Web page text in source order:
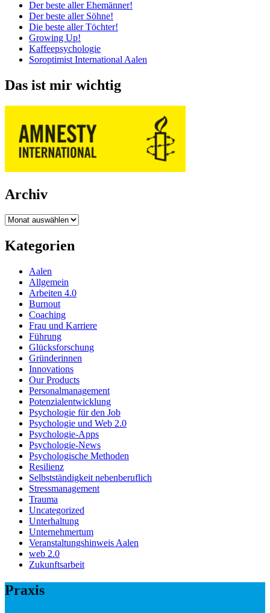
Der beste aller Ehemänner!
Der beste aller Söhne!
Die beste aller Töchter!
Growing Up!
Kaffeepsychologie
Soroptimist International Aalen
Das ist mir wichtig
Archiv
Archiv
Kategorien
Aalen
Allgemein
Arbeiten 4.0
Burnout
Coaching
Frau und Karriere
Führung
Glücksforschung
Gründerinnen
Innovations
Our Products
Personalmanagement
Potenzialentwicklung
Psychologie für den Job
Psychologie und Web 2.0
Psychologie-Apps
Psychologie-News
Psychologische Methoden
Resilienz
Selbstständigkeit nebenberuflich
Stressmanagement
Trauma
Uncategorized
Unterhaltung
Unternehmertum
Veranstaltungshinweis Aalen
web 2.0
Zukunftsarbeit
Praxis